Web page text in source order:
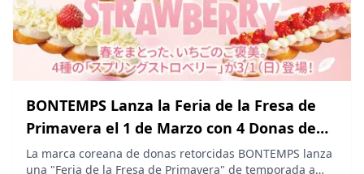
BONTEMPS Lanza la Feria de la Fresa de
Primavera el 1 de Marzo con 4 Donas de
Edición Limitada
La marca coreana de donas retorcidas BONTEMPS lanza
una "Feria de la Fresa de Primavera" de temporada a